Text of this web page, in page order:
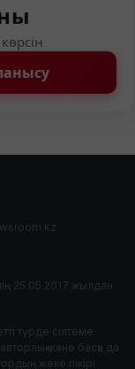
25.05.2017 жылдан
түрде сілтеме
және басқа да
жеке пікірі